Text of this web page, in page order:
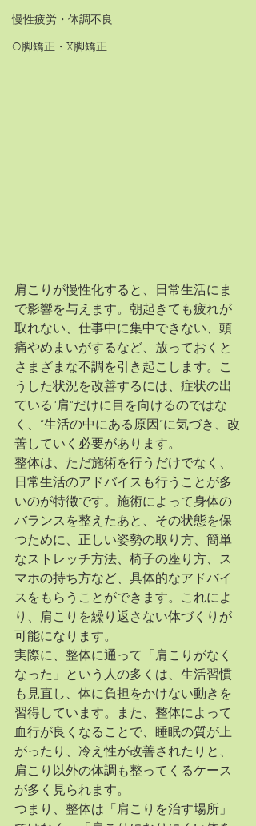
慢性疲労・体調不良
O脚矯正・X脚矯正
肩こりが慢性化すると、日常生活にま
で影響を与えます。朝起きても疲れが
取れない、仕事中に集中できない、頭
痛やめまいがするなど、放っておくと
さまざまな不調を引き起こします。こ
うした状況を改善するには、症状の出
ている“肩”だけに目を向けるのではな
く、“生活の中にある原因”に気づき、改
善していく必要があります。
整体は、ただ施術を行うだけでなく、
日常生活のアドバイスも行うことが多
いのが特徴です。施術によって身体の
バランスを整えたあと、その状態を保
つために、正しい姿勢の取り方、簡単
なストレッチ方法、椅子の座り方、ス
マホの持ち方など、具体的なアドバイ
スをもらうことができます。これによ
り、肩こりを繰り返さない体づくりが
可能になります。
実際に、整体に通って「肩こりがなく
なった」という人の多くは、生活習慣
も見直し、体に負担をかけない動きを
習得しています。また、整体によって
血行が良くなることで、睡眠の質が上
がったり、冷え性が改善されたりと、
肩こり以外の体調も整ってくるケース
が多く見られます。
つまり、整体は「肩こりを治す場所」